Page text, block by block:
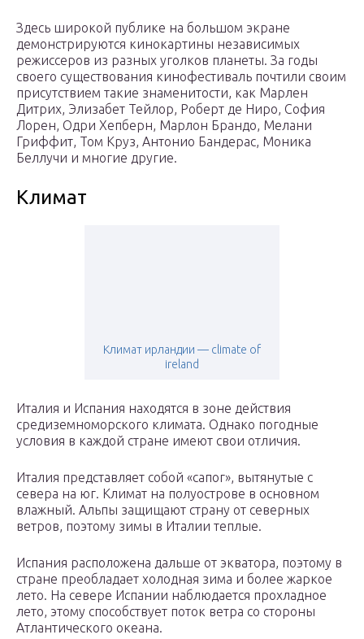
Здесь широкой публике на большом экране
демонстрируются кинокартины независимых
режиссеров из разных уголков планеты. За годы
своего существования кинофестиваль почтили своим
присутствием такие знаменитости, как Марлен
Дитрих, Элизабет Тейлор, Роберт де Ниро, София
Лорен, Одри Хепберн, Марлон Брандо, Мелани
Гриффит, Том Круз, Антонио Бандерас, Моника
Беллучи и многие другие.
Климат
Климат ирландии — climate of
ireland
Италия и Испания находятся в зоне действия
средиземноморского климата. Однако погодные
условия в каждой стране имеют свои отличия.
Италия представляет собой «сапог», вытянутые с
севера на юг. Климат на полуострове в основном
влажный. Альпы защищают страну от северных
ветров, поэтому зимы в Италии теплые.
Испания расположена дальше от экватора, поэтому в
стране преобладает холодная зима и более жаркое
лето. На севере Испании наблюдается прохладное
лето, этому способствует поток ветра со стороны
Атлантического океана.